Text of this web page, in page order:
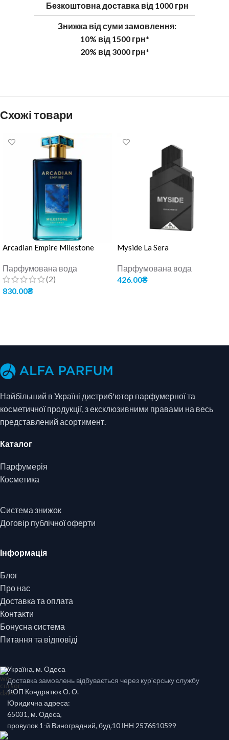
Безкоштовна доставка від 1000 грн
Знижка від суми замовлення:
10% від 1500 грн*
20% від 3000 грн*
Схожі товари
Arcadian Empire Milestone
Парфумована вода
(2)
830.00₴
Myside La Sera
Парфумована вода
426.00₴
Найбільший в Україні дистриб'ютор парфумерної та
косметичної продукції, з ексклюзивними правами на весь
представлений асортимент.
Каталог
Парфумерія
Косметика
Система знижок
Договір публічної оферти
Інформація
Блог
Про нас
Доставка та оплата
Контакти
Бонусна система
Питання та відповіді
Україна, м. Одеса
Доставка замовлень відбувається через кур'єрську службу
ФОП Кондратюк О. О.
Юридична адреса:
65031, м. Одеса,
провулок 1-й Виноградний, буд.10 ІНН 2576510599